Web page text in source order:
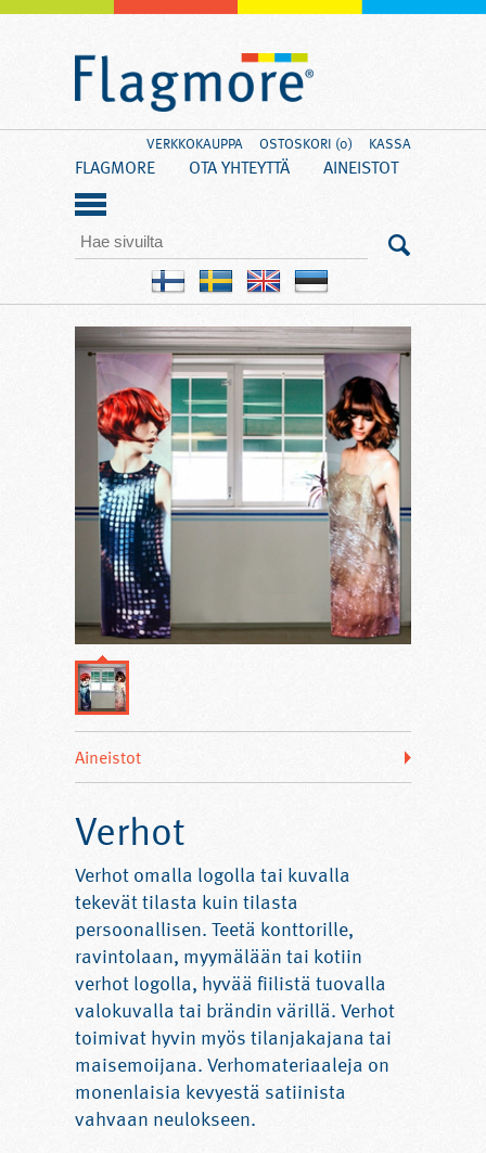
FLAGMORE OTA YHTEYTTÄ AINEISTOT
VERKKOKAUPPA OSTOSKORI (0) KASSA
Aineistot
Verhot
Verhot omalla logolla tai kuvalla
tekevät tilasta kuin tilasta
persoonallisen. Teetä konttorille,
ravintolaan, myymälään tai kotiin
verhot logolla, hyvää fiilistä tuovalla
valokuvalla tai brändin värillä. Verhot
toimivat hyvin myös tilanjakajana tai
maisemoijana. Verhomateriaaleja on
monenlaisia kevyestä satiinista
vahvaan neulokseen.